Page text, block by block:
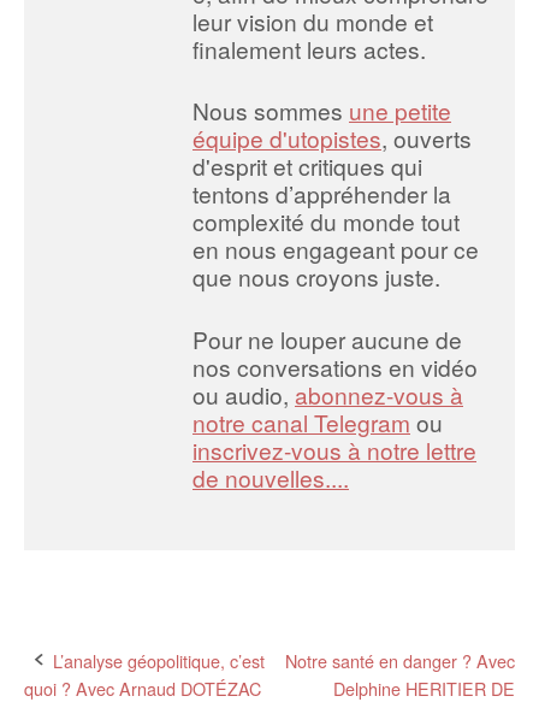
leur vision du monde et
finalement leurs actes.
Nous sommes une petite
équipe d'utopistes, ouverts
d'esprit et critiques qui
tentons d’appréhender la
complexité du monde tout
en nous engageant pour ce
que nous croyons juste.
Pour ne louper aucune de
nos conversations en vidéo
ou audio, abonnez-vous à
notre canal Telegram ou
inscrivez-vous à notre lettre
de nouvelles....
Post
L’analyse géopolitique, c’est
quoi ? Avec Arnaud DOTÉZAC
Notre santé en danger ? Avec
Delphine HERITIER DE